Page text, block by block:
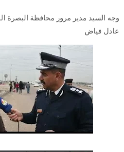
وجه السيد مدير مرور محافظة البصرة
عادل فياض